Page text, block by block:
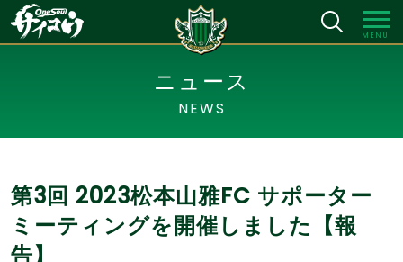
MENU
ニュース
NEWS
第3回 2023松本山雅FC サポーター
ミーティングを開催しました【報
告】